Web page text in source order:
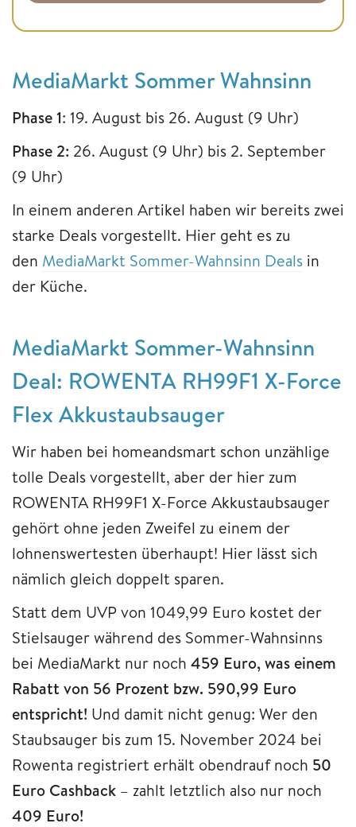
MediaMarkt Sommer Wahnsinn
Phase 1: 19. August bis 26. August (9 Uhr)
Phase 2: 26. August (9 Uhr) bis 2. September
(9 Uhr)
In einem anderen Artikel haben wir bereits zwei
starke Deals vorgestellt. Hier geht es zu
den MediaMarkt Sommer-Wahnsinn Deals in
der Küche.
MediaMarkt Sommer-Wahnsinn
Deal: ROWENTA RH99F1 X-Force
Flex Akkustaubsauger
Wir haben bei homeandsmart schon unzählige
tolle Deals vorgestellt, aber der hier zum
ROWENTA RH99F1 X-Force Akkustaubsauger
gehört ohne jeden Zweifel zu einem der
lohnenswertesten überhaupt! Hier lässt sich
nämlich gleich doppelt sparen.
Statt dem UVP von 1049,99 Euro kostet der
Stielsauger während des Sommer-Wahnsinns
bei MediaMarkt nur noch 459 Euro, was einem
Rabatt von 56 Prozent bzw. 590,99 Euro
entspricht! Und damit nicht genug: Wer den
Staubsauger bis zum 15. November 2024 bei
Rowenta registriert erhält obendrauf noch 50
Euro Cashback – zahlt letztlich also nur noch
409 Euro!